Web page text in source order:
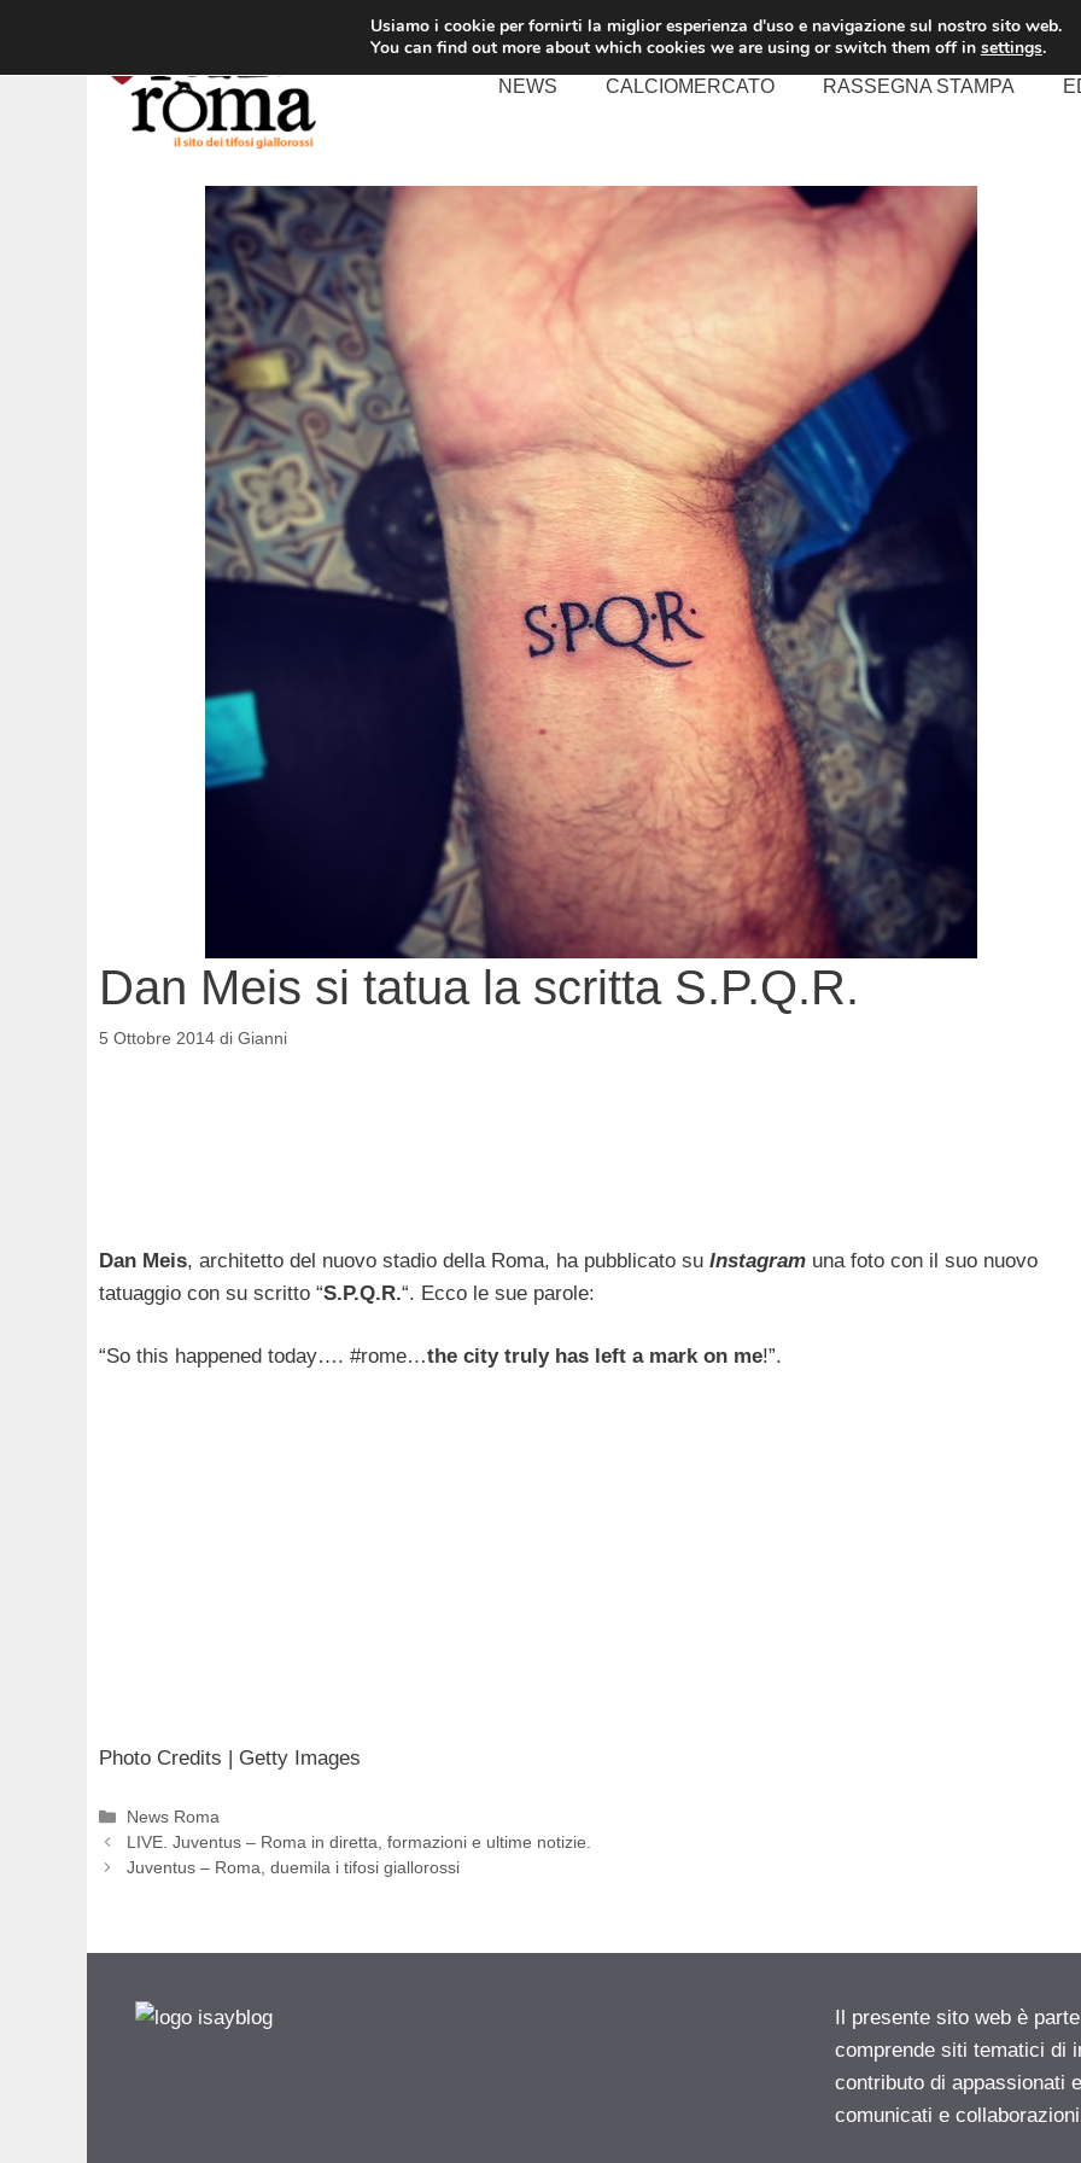
contenuto
NEWS CALCIOMERCATO RASSEGNA STAMPA
Dan Meis si tatua la scritta S.P.Q.R.
5 Ottobre 2014 di Gianni
Dan Meis, architetto del nuovo stadio della Roma, ha pubblicato su Instagram una foto con il suo nuovo
tatuaggio con su scritto “S.P.Q.R.“. Ecco le sue parole:
“So this happened today…. #rome…the city truly has left a mark on me!”.
Photo Credits | Getty Images
Categorie
News Roma
LIVE. Juventus – Roma in diretta, formazioni e ultime notizie.
Juventus – Roma, duemila i tifosi giallorossi
Il presente sito web è
comprende siti tematici di
contributo di appassionati
comunicati e
Usiamo i cookie per fornirti la miglior esperienza d'uso e navigazione sul nostro sito web.
You can find out more about which cookies we are using or switch them off in settings.